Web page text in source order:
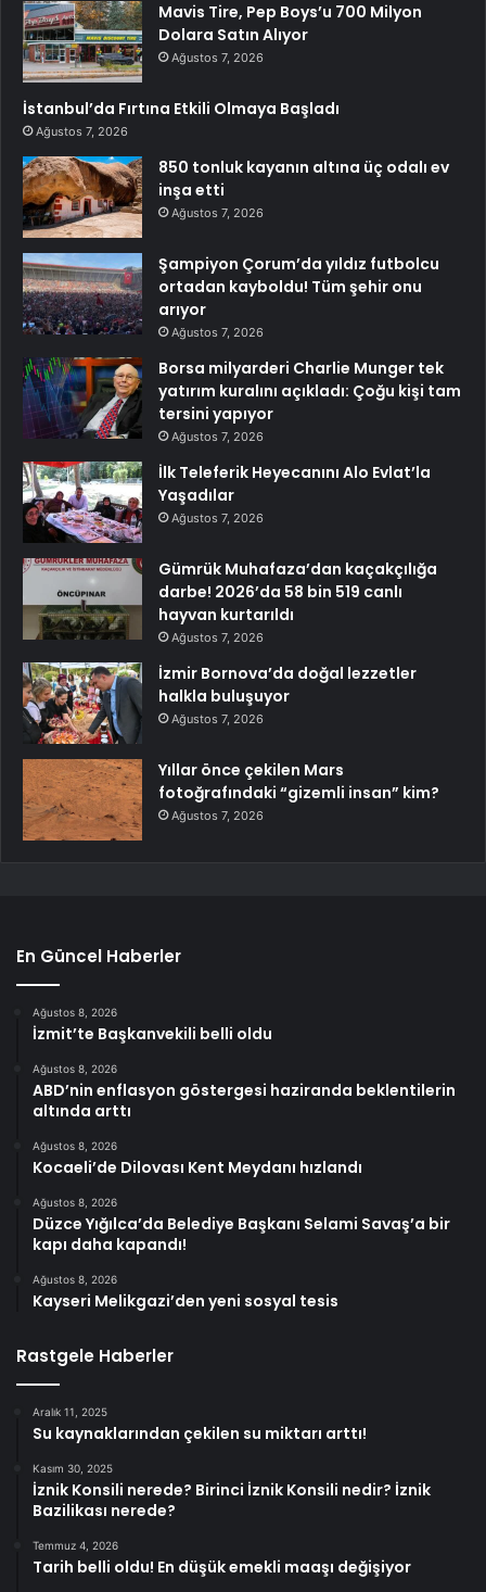
Mavis Tire, Pep Boys’u 700 Milyon
Dolara Satın Alıyor
Ağustos 7, 2026
İstanbul’da Fırtına Etkili Olmaya Başladı
Ağustos 7, 2026
850 tonluk kayanın altına üç odalı ev
inşa etti
Ağustos 7, 2026
Şampiyon Çorum’da yıldız futbolcu
ortadan kayboldu! Tüm şehir onu
arıyor
Ağustos 7, 2026
Borsa milyarderi Charlie Munger tek
yatırım kuralını açıkladı: Çoğu kişi tam
tersini yapıyor
Ağustos 7, 2026
İlk Teleferik Heyecanını Alo Evlat’la
Yaşadılar
Ağustos 7, 2026
Gümrük Muhafaza’dan kaçakçılığa
darbe! 2026’da 58 bin 519 canlı
hayvan kurtarıldı
Ağustos 7, 2026
İzmir Bornova’da doğal lezzetler
halkla buluşuyor
Ağustos 7, 2026
Yıllar önce çekilen Mars
fotoğrafındaki “gizemli insan” kim?
Ağustos 7, 2026
En Güncel Haberler
Ağustos 8, 2026
İzmit’te Başkanvekili belli oldu
Ağustos 8, 2026
ABD’nin enflasyon göstergesi haziranda beklentilerin
altında arttı
Ağustos 8, 2026
Kocaeli’de Dilovası Kent Meydanı hızlandı
Ağustos 8, 2026
Düzce Yığılca’da Belediye Başkanı Selami Savaş’a bir
kapı daha kapandı!
Ağustos 8, 2026
Kayseri Melikgazi’den yeni sosyal tesis
Rastgele Haberler
Aralık 11, 2025
Su kaynaklarından çekilen su miktarı arttı!
Kasım 30, 2025
İznik Konsili nerede? Birinci İznik Konsili nedir? İznik
Bazilikası nerede?
Temmuz 4, 2026
Tarih belli oldu! En düşük emekli maaşı değişiyor